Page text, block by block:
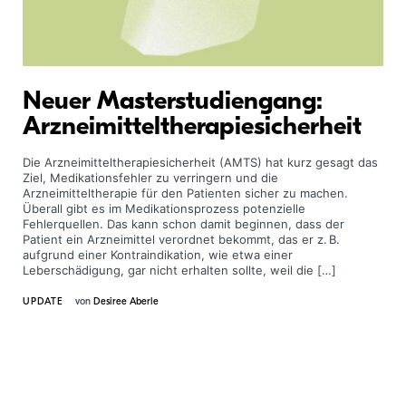
Neuer Masterstudiengang:
Arzneimitteltherapiesicherheit
Die Arzneimitteltherapiesicherheit (AMTS) hat kurz gesagt das
Ziel, Medikationsfehler zu verringern und die
Arzneimitteltherapie für den Patienten sicher zu machen.
Überall gibt es im Medikationsprozess potenzielle
Fehlerquellen. Das kann schon damit beginnen, dass der
Patient ein Arzneimittel verordnet bekommt, das er z. B.
aufgrund einer Kontraindikation, wie etwa einer
Leberschädigung, gar nicht erhalten sollte, weil die […]
UPDATE von Desiree Aberle